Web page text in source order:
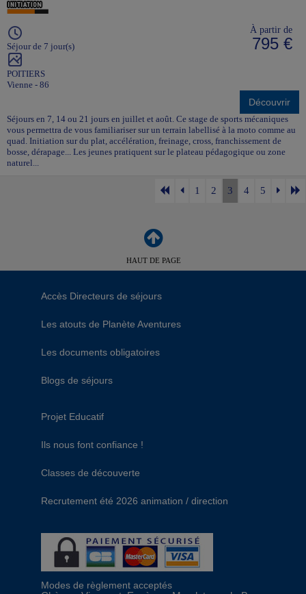
Séjour de 7 jour(s)
POITIERS
Vienne - 86
À partir de
795 €
Découvrir
Séjours en 7, 14 ou 21 jours en juillet et août. Ce stage de sports mécaniques
vous permettra de vous familiariser sur un terrain labellisé à la moto comme au
quad. Initiation sur du plat, accélération, freinage, cross, franchissement de
bosse, dérapage... Les jeunes pratiquent sur le plateau pédagogique ou zone
naturel...
1 2 3 4 5
HAUT DE PAGE
Accès Directeurs de séjours
Les atouts de Planète Aventures
Les documents obligatoires
Blogs de séjours
Projet Educatif
Ils nous font confiance !
Classes de découverte
Recrutement été 2026 animation / direction
Modes de règlement acceptés